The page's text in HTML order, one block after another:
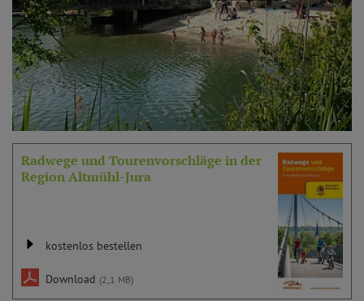
Radwege und Tourenvorschläge in der
Region Altmühl-Jura
kostenlos bestellen
Download (2,1 MB)